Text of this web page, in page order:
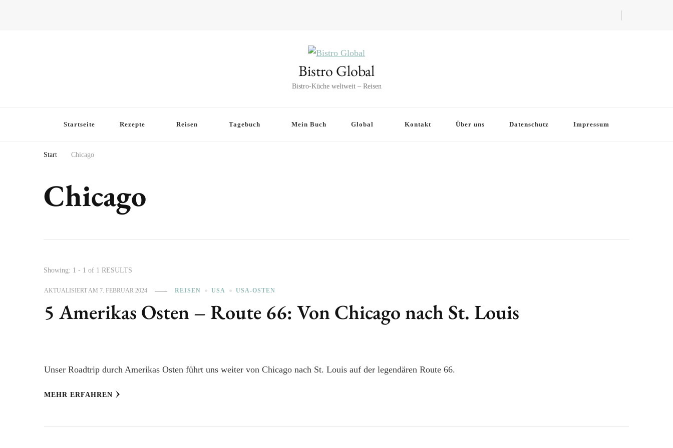
Bistro Global
Bistro-Küche weltweit – Reisen
Startseite Rezepte Reisen Tagebuch Mein Buch Global Kontakt Über uns Datenschutz Impressum
Start Chicago
Chicago
Showing: 1 - 1 of 1 RESULTS
AKTUALISIERT AM 7. FEBRUAR 2024 REISEN USA USA-OSTEN
5 Amerikas Osten – Route 66: Von Chicago nach St. Louis
Unser Roadtrip durch Amerikas Osten führt uns weiter von Chicago nach St. Louis auf der legendären Route 66.
MEHR ERFAHREN